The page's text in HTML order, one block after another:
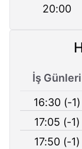
20:00
İş Günleri
16:30 (-1)
17:05 (-1)
17:50 (-1)